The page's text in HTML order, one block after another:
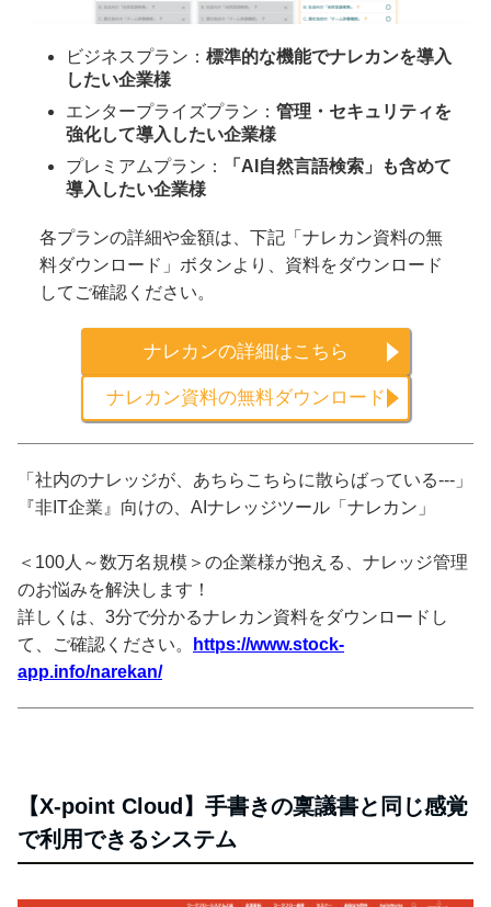
ビジネスプラン： 標準的な機能でナレカンを導入
したい企業様
エンタープライズプラン： 管理・セキュリティを
強化して導入したい企業様
プレミアムプラン：
「AI自然言語検索」も含めて
導入したい企業様
各プランの詳細や金額は、下記「ナレカン資料の無
料ダウンロード」ボタンより、資料をダウンロード
してご確認ください。
ナレカンの詳細はこちら
ナレカン資料の無料ダウンロード
「社内のナレッジが、あちらこちらに散らばっている---」
『非IT企業』向けの、AIナレッジツール「ナレカン」
＜100人～数万名規模＞の企業様が抱える、ナレッジ管理
のお悩みを解決します！
詳しくは、3分で分かるナレカン資料をダウンロードし
て、ご確認ください。
https://www.stock-
app.info/narekan/
【X-point Cloud】手書きの稟議書と同じ感覚
で利用できるシステム